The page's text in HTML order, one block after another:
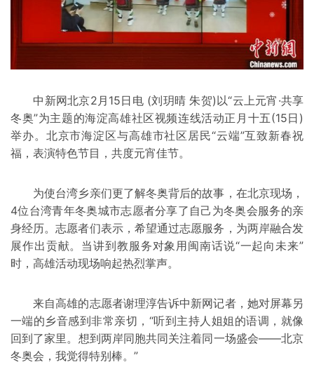
中新网北京2月15日电 (刘玥晴 朱贺)以“云上元宵·共享
冬奥”为主题的海淀高雄社区视频连线活动正月十五(15日)
举办。北京市海淀区与高雄市社区居民“云端”互致新春祝
福，表演特色节目，共度元宵佳节。
为使台湾乡亲们更了解冬奥背后的故事，在北京现场，
4位台湾青年冬奥城市志愿者分享了自己为冬奥会服务的亲
身经历。志愿者们表示，希望通过志愿服务，为两岸融合发
展作出贡献。当讲到教服务对象用闽南话说“一起向未来”
时，高雄活动现场响起热烈掌声。
来自高雄的志愿者谢理淳告诉中新网记者，她对屏幕另
一端的乡音感到非常亲切，“听到主持人姐姐的语调，就像
回到了家里。想到两岸同胞共同关注着同一场盛会——北京
冬奥会，我觉得特别棒。”